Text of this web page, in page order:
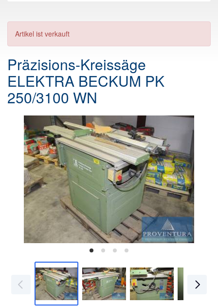
Artikel ist verkauft
Präzisions-Kreissäge
ELEKTRA BECKUM PK
250/3100 WN